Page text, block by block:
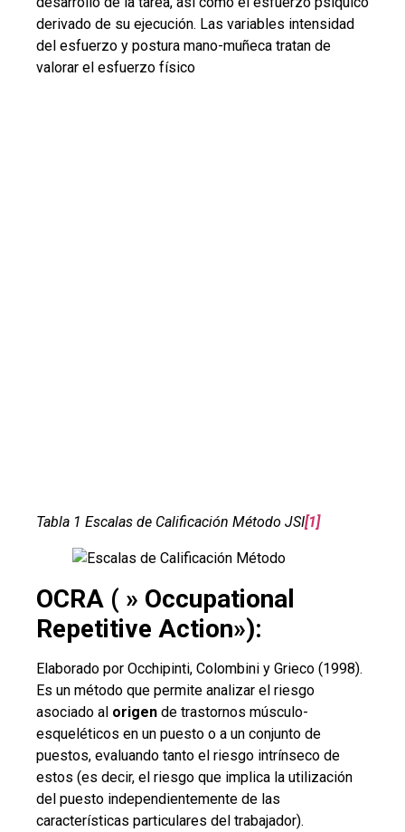
derivado de su ejecución. Las variables intensidad
del esfuerzo y postura mano-muñeca tratan de
valorar el esfuerzo físico
Tabla 1 Escalas de Calificación Método JSI[1]
OCRA ( » Occupational
Repetitive Action»):
Elaborado por Occhipinti, Colombini y Grieco (1998).
Es un método que permite analizar el riesgo
asociado al origen de trastornos músculo-
esqueléticos en un puesto o a un conjunto de
puestos, evaluando tanto el riesgo intrínseco de
estos (es decir, el riesgo que implica la utilización
del puesto independientemente de las
características particulares del trabajador).